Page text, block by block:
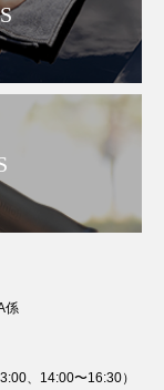
係
、14:00〜16:30）